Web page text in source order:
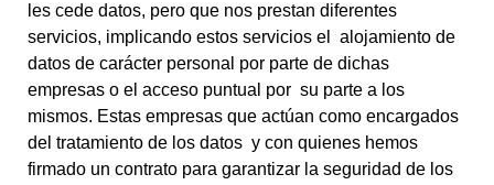
les cede datos, pero que nos prestan diferentes
servicios, implicando estos servicios el alojamiento de
datos de carácter personal por parte de dichas
empresas o el acceso puntual por su parte a los
mismos. Estas empresas que actúan como encargados
del tratamiento de los datos y con quienes hemos
firmado un contrato para garantizar la seguridad de los